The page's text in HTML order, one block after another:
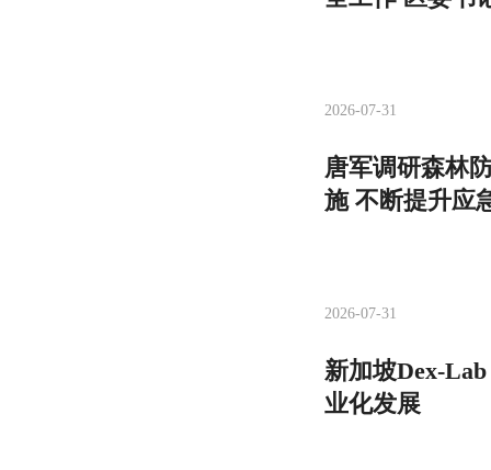
2026-07-31
唐军调研森林
施 不断提升应
2026-07-31
新加坡Dex-
业化发展